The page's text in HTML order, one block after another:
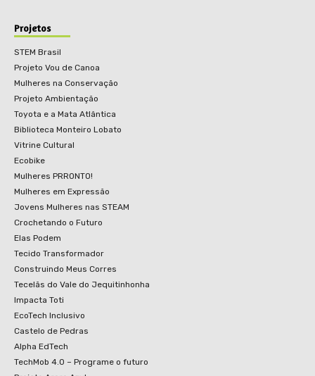
Projetos
STEM Brasil
Projeto Vou de Canoa
Mulheres na Conservação
Projeto Ambientação
Toyota e a Mata Atlântica
Biblioteca Monteiro Lobato
Vitrine Cultural
Ecobike
Mulheres PRRONTO!
Mulheres em Expressão
Jovens Mulheres nas STEAM
Crochetando o Futuro
Elas Podem
Tecido Transformador
Construindo Meus Corres
Tecelãs do Vale do Jequitinhonha
Impacta Toti
EcoTech Inclusivo
Castelo de Pedras
Alpha EdTech
TechMob 4.0 – Programe o futuro